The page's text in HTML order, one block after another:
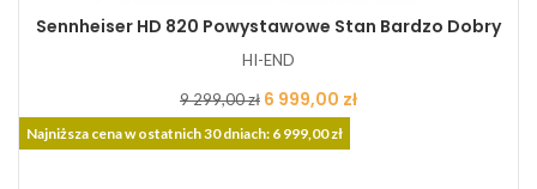
Sennheiser HD 820 Powystawowe Stan Bardzo Dobry
HI-END
Cena
podstawowa
9 299,00 zł Cena
6 999,00 zł
Najniższa cena w ostatnich 30 dniach: 6 999,00 zł